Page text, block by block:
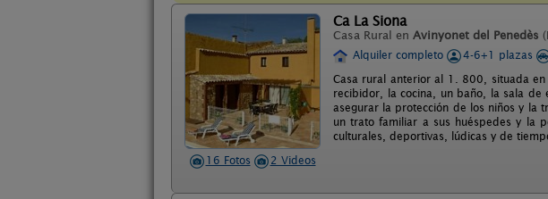
16 Fotos 2 Videos
Ca La Siona
Casa Rural en Avinyonet del Penedès
Alquiler completo
4-6+1 plazas
Casa rural anterior al 1. 800, situada
recibidor, la cocina, un baño, la sala
asegurar la protección de los niños y la
un trato familiar a sus huéspedes y la
culturales, deportivas, lúdicas y de